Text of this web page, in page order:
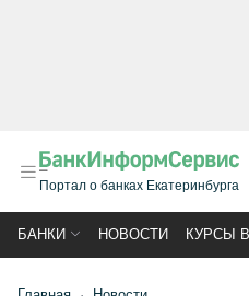
Портал о банках Екатеринбурга
БАНКИ НОВОСТИ КУРСЫ